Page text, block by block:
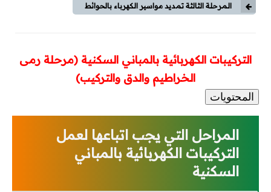
مقالات
محطات وشبكات
محولات
المرحلة الثالثة تمديد مواسير الكهرباء بالحوائط
التركيبات الكهربائية بالمباني السكنية (مرحلة رمى
الخراطيم والدق والتركيب)
المحتويات
المراحل التي يجب اتباعها لعمل
التركيبات الكهربائية بالمباني
السكنية